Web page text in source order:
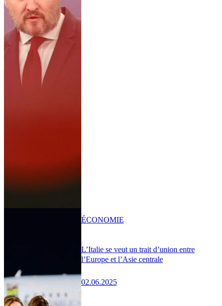
L’Italie se veut un trait d’union entre
l’Europe et l’Asie centrale
02.06.2025
ÉCONOMIE